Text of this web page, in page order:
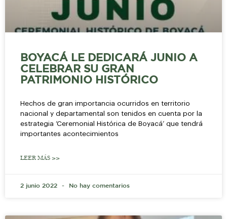
BOYACÁ LE DEDICARÁ JUNIO A
CELEBRAR SU GRAN
PATRIMONIO HISTÓRICO
Hechos de gran importancia ocurridos en territorio
nacional y departamental son tenidos en cuenta por la
estrategia ‘Ceremonial Histórica de Boyacá’ que tendrá
importantes acontecimientos
LEER MÁS >>
2 junio 2022 No hay comentarios